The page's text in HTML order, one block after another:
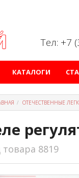
Тел: +7
КАТАЛОГИ
ОТЕЧЕСТВЕННЫЕ
товара 8819